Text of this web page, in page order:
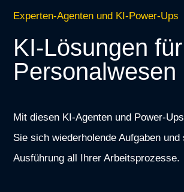
Experten-Agenten und KI-Power-Ups
KI-Lösungen
Personalwesen
Mit diesen KI-Agenten und Power-
Sie sich wiederholende Aufgaben
Ausführung all Ihrer Arbeitsprozesse.